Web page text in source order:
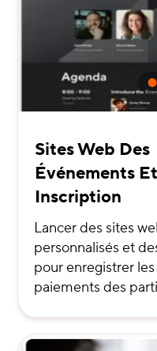
Sites Web Des
Événements Et
Inscription
Lancer des sites
personnalisés et
pour enregistrer
paiements des